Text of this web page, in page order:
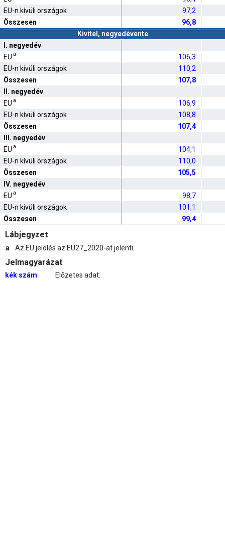
EU-n kívüli országok
97,2
Összesen
96,8
Kivitel, negyedévente
I. negyedév
EU a
106,3
EU-n kívüli országok
110,2
Összesen
107,8
II. negyedév
EU a
106,9
EU-n kívüli országok
108,8
Összesen
107,4
III. negyedév
EU a
104,1
EU-n kívüli országok
110,0
Összesen
105,5
IV. negyedév
EU a
98,7
EU-n kívüli országok
101,1
Összesen
99,4
Lábjegyzet
a Az EU jelölés az EU27_2020-at jelenti.
Jelmagyarázat
kék szám Előzetes adat.